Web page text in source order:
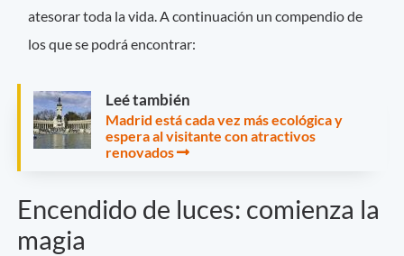
atesorar toda la vida. A continuación un compendio de
los que se podrá encontrar:
Leé también
Madrid está cada vez más ecológica y
espera al visitante con atractivos
renovados
Encendido de luces: comienza la
magia